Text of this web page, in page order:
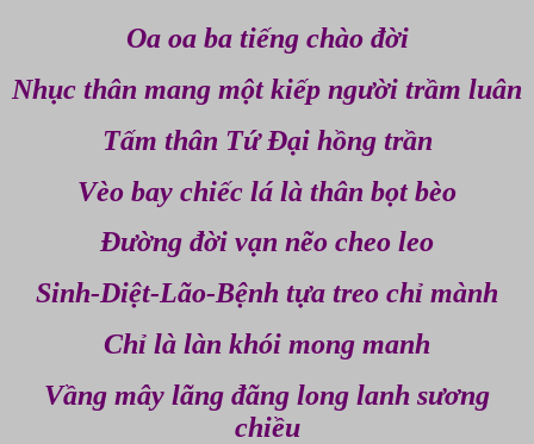
Oa oa ba tiếng chào đời
Nhục thân mang một kiếp người trầm luân
Tấm thân Tứ Đại hồng trần
Vèo bay chiếc lá là thân bọt bèo
Đường đời vạn nẽo cheo leo
Sinh-Diệt-Lão-Bệnh tựa treo chỉ mành
Chỉ là làn khói mong manh
Vầng mây lãng đãng long lanh sương
chiều